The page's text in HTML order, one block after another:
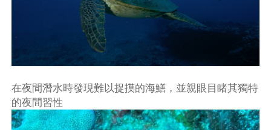
在夜間潛水時發現難以捉摸的海鱔，並親眼目睹其獨特
的夜間習性